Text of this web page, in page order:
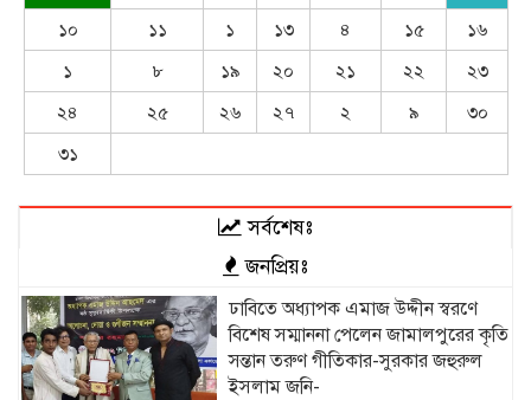
১০
১১ ১ ১৩ ৪ ১৫
১৬
১
৮ ১৯ ২০ ২১ ২২
২৩
২৪
২৫ ২৬ ২৭ ২ ৯
৩০
৩১
সর্বশেষঃ
জনপ্রিয়ঃ
ঢাবিতে অধ্যাপক এমাজ উদ্দীন স্বরণে
বিশেষ সম্মাননা পেলেন জামালপুরের কৃতি
সন্তান তরুণ গীতিকার-সুরকার জহুরুল
ইসলাম জনি-